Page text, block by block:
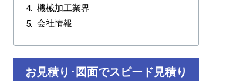
機械加工業界
会社情報
お見積り･図面でスピード見積り